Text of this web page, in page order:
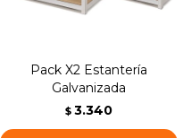
Pack X2 Estantería
Galvanizada
$ 3.340